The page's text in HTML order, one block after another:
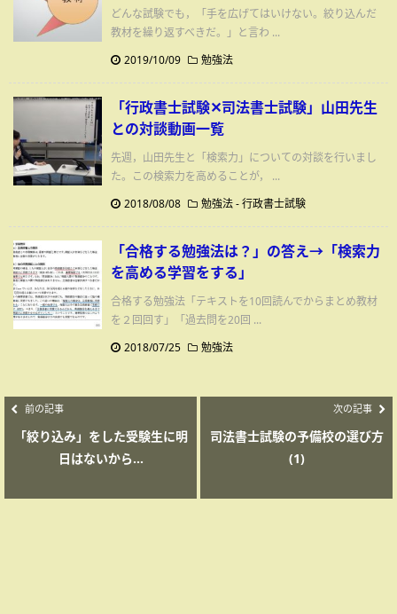
どんな試験でも，「手を広げてはいけない。絞り込んだ
教材を繰り返すべきだ。」と言わ ...
2019/10/09
勉強法
「行政書士試験✕司法書士試験」山田先生
との対談動画一覧
先週，山田先生と「検索力」についての対談を行いまし
た。この検索力を高めることが， ...
2018/08/08
勉強法-行政書士試験
「合格する勉強法は？」の答え→「検索力
を高める学習をする」
合格する勉強法「テキストを10回読んでからまとめ教材
を２回回す」「過去問を20回 ...
2018/07/25
勉強法
前の記事
「絞り込み」をした受験生に明
日はないから...
次の記事
司法書士試験の予備校の選び方
(1)